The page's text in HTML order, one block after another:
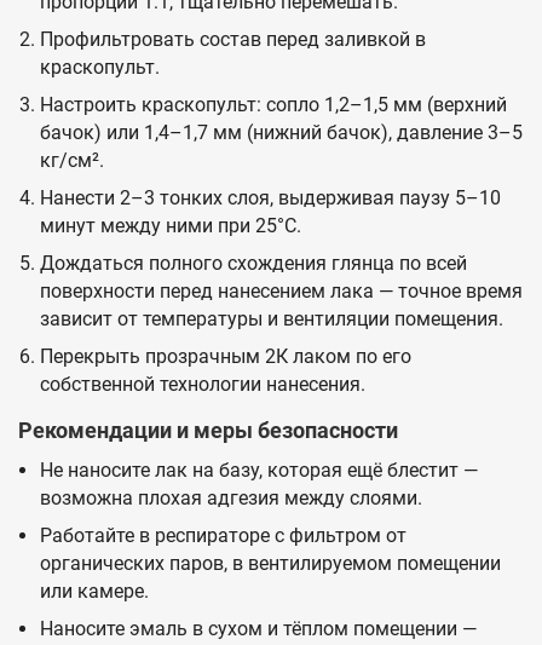
Профильтровать состав перед заливкой в
краскопульт.
Настроить краскопульт: сопло 1,2–1,5 мм (верхний
бачок) или 1,4–1,7 мм (нижний бачок), давление 3–5
кг/см².
Нанести 2–3 тонких слоя, выдерживая паузу 5–10
минут между ними при 25°C.
Дождаться полного схождения глянца по всей
поверхности перед нанесением лака — точное время
зависит от температуры и вентиляции помещения.
Перекрыть прозрачным 2К лаком по его
собственной технологии нанесения.
Рекомендации и меры безопасности
Не наносите лак на базу, которая ещё блестит —
возможна плохая адгезия между слоями.
Работайте в респираторе с фильтром от
органических паров, в вентилируемом помещении
или камере.
Наносите эмаль в сухом и тёплом помещении —